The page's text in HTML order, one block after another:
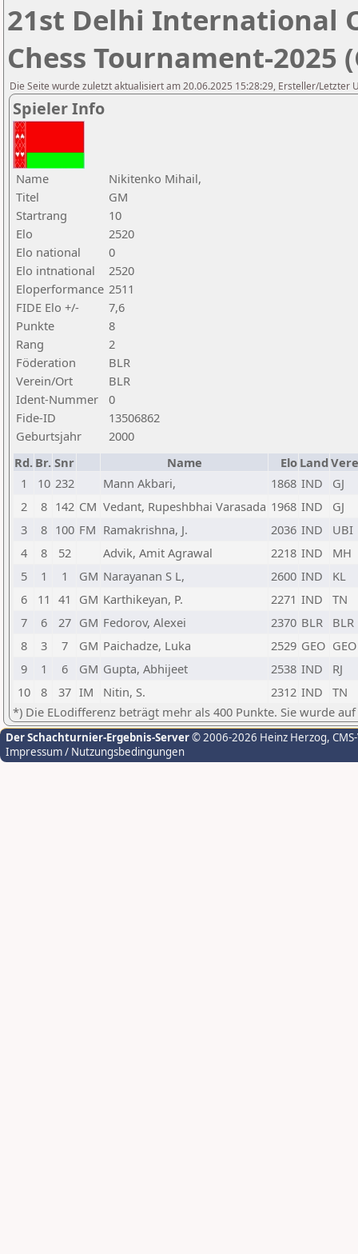
21st Delhi International
Chess Tournament-2025
Die Seite wurde zuletzt aktualisiert am 20.06.2025 15:28:29, Ersteller/Letzter
Spieler Info
Name
Nikitenko Mihail,
Titel
GM
Startrang
10
Elo
2520
Elo national
0
Elo intnational
2520
Eloperformance 2511
FIDE Elo +/-
7,6
Punkte
8
Rang
2
Föderation
BLR
Verein/Ort
BLR
Ident-Nummer
0
Fide-ID
13506862
Geburtsjahr
2000
Rd. Br. Snr Name Elo Land
1
10 232 Mann Akbari, 1868 IND
GJ
2
8 142 CM Vedant, Rupeshbhai Varasada 1968 IND
GJ
3
8 100 FM Ramakrishna, J. 2036 IND
UBI
4
8 52 Advik, Amit Agrawal 2218 IND
MH
5
1 1 GM Narayanan S L, 2600 IND
KL
6
11 41 GM Karthikeyan, P. 2271 IND
TN
7
6 27 GM Fedorov, Alexei 2370 BLR
BLR
8
3 7 GM Paichadze, Luka 2529 GEO GEO
9
1 6 GM Gupta, Abhijeet 2538 IND
RJ
10
8 37 IM Nitin, S. 2312 IND
TN
*) Die ELodifferenz beträgt mehr als 400 Punkte. Sie wurde
Der Schachturnier-Ergebnis-Server© 2006-2026 Heinz Herzog,
Impressum / Nutzungsbedingungen